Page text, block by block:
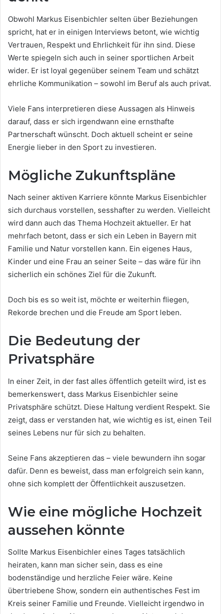
Obwohl Markus Eisenbichler selten über Beziehungen
spricht, hat er in einigen Interviews betont, wie wichtig
Vertrauen, Respekt und Ehrlichkeit für ihn sind. Diese
Werte spiegeln sich auch in seiner sportlichen Arbeit
wider. Er ist loyal gegenüber seinem Team und schätzt
ehrliche Kommunikation – sowohl im Beruf als auch privat.
Viele Fans interpretieren diese Aussagen als Hinweis
darauf, dass er sich irgendwann eine ernsthafte
Partnerschaft wünscht. Doch aktuell scheint er seine
Energie lieber in den Sport zu investieren.
Mögliche Zukunftspläne
Nach seiner aktiven Karriere könnte Markus Eisenbichler
sich durchaus vorstellen, sesshafter zu werden. Vielleicht
wird dann auch das Thema Hochzeit aktueller. Er hat
mehrfach betont, dass er sich ein Leben in Bayern mit
Familie und Natur vorstellen kann. Ein eigenes Haus,
Kinder und eine Frau an seiner Seite – das wäre für ihn
sicherlich ein schönes Ziel für die Zukunft.
Doch bis es so weit ist, möchte er weiterhin fliegen,
Rekorde brechen und die Freude am Sport leben.
Die Bedeutung der
Privatsphäre
In einer Zeit, in der fast alles öffentlich geteilt wird, ist es
bemerkenswert, dass Markus Eisenbichler seine
Privatsphäre schützt. Diese Haltung verdient Respekt. Sie
zeigt, dass er verstanden hat, wie wichtig es ist, einen Teil
seines Lebens nur für sich zu behalten.
Seine Fans akzeptieren das – viele bewundern ihn sogar
dafür. Denn es beweist, dass man erfolgreich sein kann,
ohne sich komplett der Öffentlichkeit auszusetzen.
Wie eine mögliche Hochzeit
aussehen könnte
Sollte Markus Eisenbichler eines Tages tatsächlich
heiraten, kann man sicher sein, dass es eine
bodenständige und herzliche Feier wäre. Keine
übertriebene Show, sondern ein authentisches Fest im
Kreis seiner Familie und Freunde. Vielleicht irgendwo in